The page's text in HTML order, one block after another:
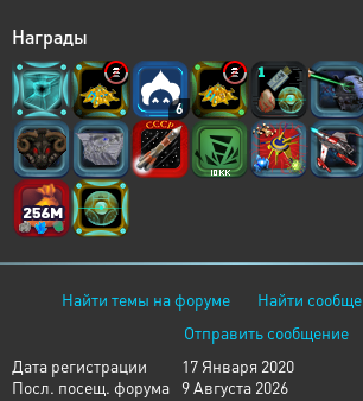
Награды
6
Найти темы на форуме
Найти
Отправить сообщение
Дата регистрации
17 Января 2020
Посл. посещ. форума
9 Августа 2026